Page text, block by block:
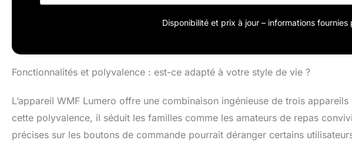
Disponibilité et prix à jour – informations fournies
Fonctionnalités et polyvalence : est-ce adapté à votre style de vie ?
L’appareil WMF Lumero offre une combinaison ingénieuse de trois
cette polyvalence, il séduit les familles comme les amateurs de repas
précises sur les boutons de commande pourrait déranger certains